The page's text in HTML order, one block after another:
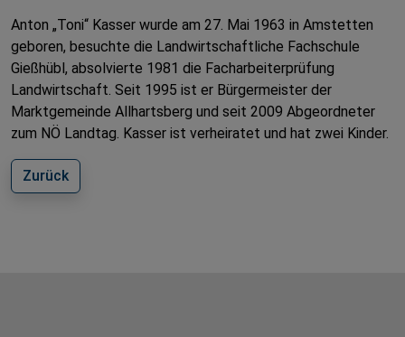
Anton „Toni“ Kasser wurde am 27. Mai 1963 in Amstetten
geboren, besuchte die Landwirtschaftliche Fachschule
Gießhübl, absolvierte 1981 die Facharbeiterprüfung
Landwirtschaft. Seit 1995 ist er Bürgermeister der
Marktgemeinde Allhartsberg und seit 2009 Abgeordneter
zum NÖ Landtag. Kasser ist verheiratet und hat zwei Kinder.
Zurück